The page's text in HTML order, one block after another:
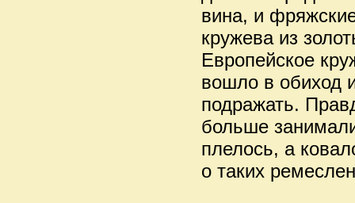
вина, и
кружева из
Европейское
вошло в обиход
подражать.
больше
плелось, а
о таких